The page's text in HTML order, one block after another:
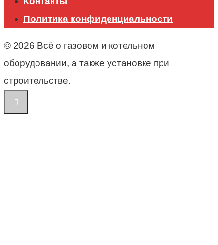
Политика конфиденциальности
© 2026 Всё о газовом и котельном
оборудовании, а также установке при
строительстве.